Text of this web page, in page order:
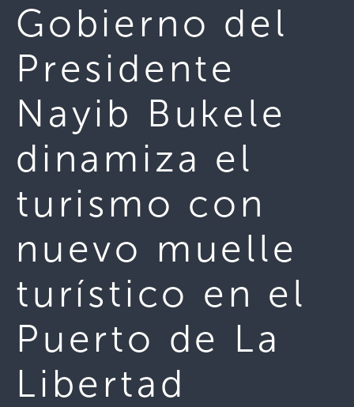
Gobierno del
Presidente
Nayib Bukele
dinamiza el
turismo con
nuevo muelle
turístico en el
Puerto de La
Libertad